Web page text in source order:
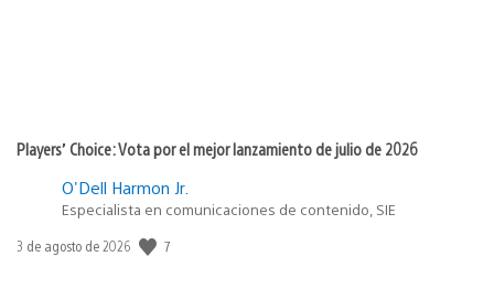
Players’ Choice: Vota por el mejor lanzamiento de julio de 2026
O'Dell Harmon Jr.
Especialista en comunicaciones de contenido, SIE
Fecha
3 de agosto de 2026 7